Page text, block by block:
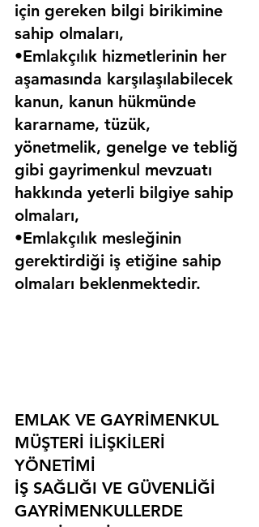
için gereken bilgi birikimine
sahip olmaları,
•Emlakçılık hizmetlerinin her
aşamasında karşılaşılabilecek
kanun, kanun hükmünde
kararname, tüzük,
yönetmelik, genelge ve tebliğ
gibi gayrimenkul mevzuatı
hakkında yeterli bilgiye sahip
olmaları,
•Emlakçılık mesleğinin
gerektirdiği iş etiğine sahip
olmaları beklenmektedir.
EMLAK VE GAYRİMENKUL
MÜŞTERİ İLİŞKİLERİ
YÖNETİMİ
İŞ SAĞLIĞI VE GÜVENLİĞİ
GAYRİMENKULLERDE